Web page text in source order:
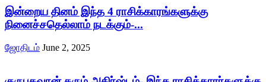
இன்றைய தினம் இந்த 4 ராசிக்காரங்களுக்கு
நினைச்சதெல்லாம் நடக்கும்-...
ஜோதிடம் June 2, 2025